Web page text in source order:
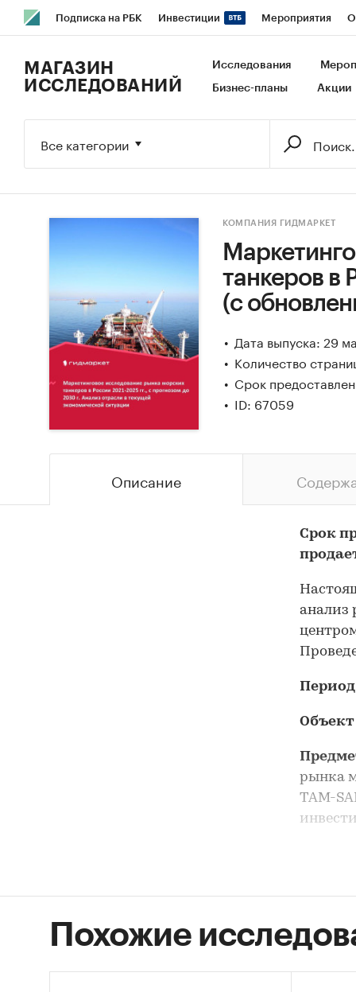
Подписка на РБК Инвестиции Мероприятия
Исследования Кредитные рейтинги Франшизы
МАГАЗИН
ИССЛЕДОВАНИЙ
Исследования
Бизнес-планы Акции
Все категории
КОМПАНИЯ ГИДМАРКЕТ
танкеров в
(с
Дата выпуска: 29
Количество
Срок
ID: 67059
Описание
Срок
анализ
Объект
рынка
TAM-
Похожие